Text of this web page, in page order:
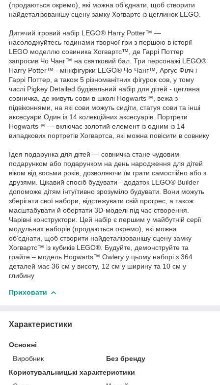
(продаються окремо), які можна об’єднати, щоб створити
найдеталізованішу сцену замку Хогвартс із цеглинок LEGO.
Дитячий ігровий набір LEGO® Harry Potter™ —
насолоджуйтесь годинами творчої гри з першою в історії
LEGO моделлю совиника Хогвартс™, де Гаррі Поттер
запросив Чо Чанг™ на святковий бал. Три персонажі LEGO®
Harry Potter™ - мініфігурки LEGO® Чо Чанг™, Аргус Філч і
Гаррі Поттер, а також 5 різноманітних фігурок сов, у тому
числі Pigkey Detailed будівельний набір для дітей - цегляна
совничка, де живуть сови в школі Hogwarts™, вежа з
підвіконнями, на які сови можуть сидіти, статуя сови та інші
аксесуари Один із 14 колекційних аксесуарів. Портрети
Hogwarts™ — включає золотий елемент із одним із 14
випадкових портретів Хогвартса, які можна повісити в совнику
Ідея подарунка для дітей — совничка стане чудовим
подарунком або подарунком на день народження для дітей
віком від восьми років, дозволяючи їм грати самостійно або з
друзями. Цікавий спосіб будувати - додаток LEGO® Builder
допоможе дітям інтуїтивно зрозуміло будувати. Вони можуть
зберігати свої набори, відстежувати свій прогрес, а також
масштабувати й обертати 3D-моделі під час створення.
Чарівні конструктори. Цей набір є першим у майбутній серії
модульних наборів (продаються окремо), які можна
об’єднати, щоб створити найдеталізованішу сцену замку
Хогвартс™ із кубиків LEGO®. Будуйте, демонструйте та
грайте – модель Hogwarts™ Owlery у цьому наборі з 364
деталей має 36 см у висоту, 12 см у ширину та 10 см у
глибину
Приховати
Характеристики
Основні
Виробник
Без бренду
Користувальницькі характеристики